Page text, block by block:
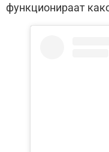
функционираат